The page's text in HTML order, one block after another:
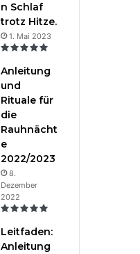
n Schlaf
trotz Hitze.
1. Mai 2023
Anleitung
und
Rituale für
die
Rauhnächt
e
2022/2023
8.
Dezember
2022
Leitfaden:
Anleitung